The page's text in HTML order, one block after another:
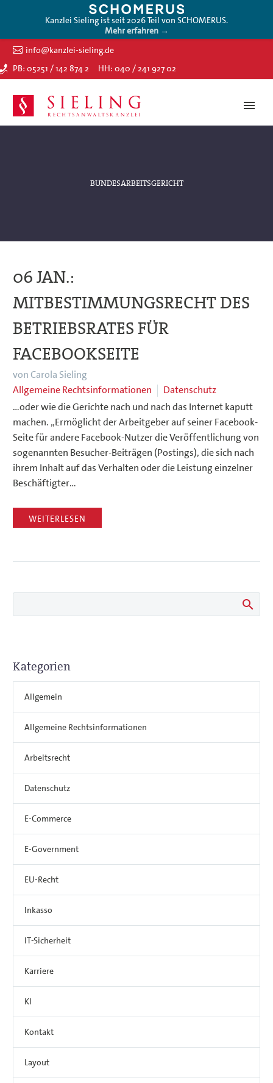
Kanzlei Sieling ist seit 2026 Teil von SCHOMERUS.
Mehr erfahren →
info@kanzlei-sieling.de
PB: 05251 / 142 874 2
HH: 040 / 241 927 02
BUNDESARBEITSGERICHT
06 JAN.:
MITBESTIMMUNGSRECHT DES
BETRIEBSRATES FÜR
FACEBOOKSEITE
von Carola Sieling
Allgemeine Rechtsinformationen
Datenschutz
…oder wie die Gerichte nach und nach das Internet kaputt
machen. „Ermöglicht der Arbeitgeber auf seiner Facebook-
Seite für andere Facebook-Nutzer die Veröffentlichung von
sogenannten Besucher-Beiträgen (Postings), die sich nach
ihrem Inhalt auf das Verhalten oder die Leistung einzelner
Beschäftigter…
WEITERLESEN
Kategorien
Allgemein
Allgemeine Rechtsinformationen
Arbeitsrecht
Datenschutz
E-Commerce
E-Government
EU-Recht
Inkasso
IT-Sicherheit
Karriere
KI
Kontakt
Layout